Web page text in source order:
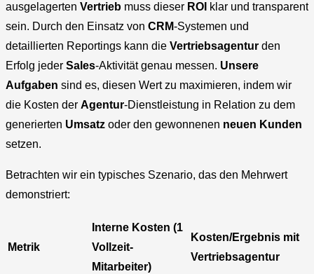
ausgelagerten Vertrieb muss dieser ROI klar und transparent
sein. Durch den Einsatz von CRM-Systemen und
detaillierten Reportings kann die Vertriebsagentur den
Erfolg jeder Sales-Aktivität genau messen. Unsere
Aufgaben sind es, diesen Wert zu maximieren, indem wir
die Kosten der Agentur-Dienstleistung in Relation zu dem
generierten Umsatz oder den gewonnenen neuen Kunden
setzen.
Betrachten wir ein typisches Szenario, das den Mehrwert
demonstriert:
Metrik
Interne Kosten (1
Vollzeit-
Mitarbeiter)
Kosten/Ergebnis mit
Vertriebsagentur